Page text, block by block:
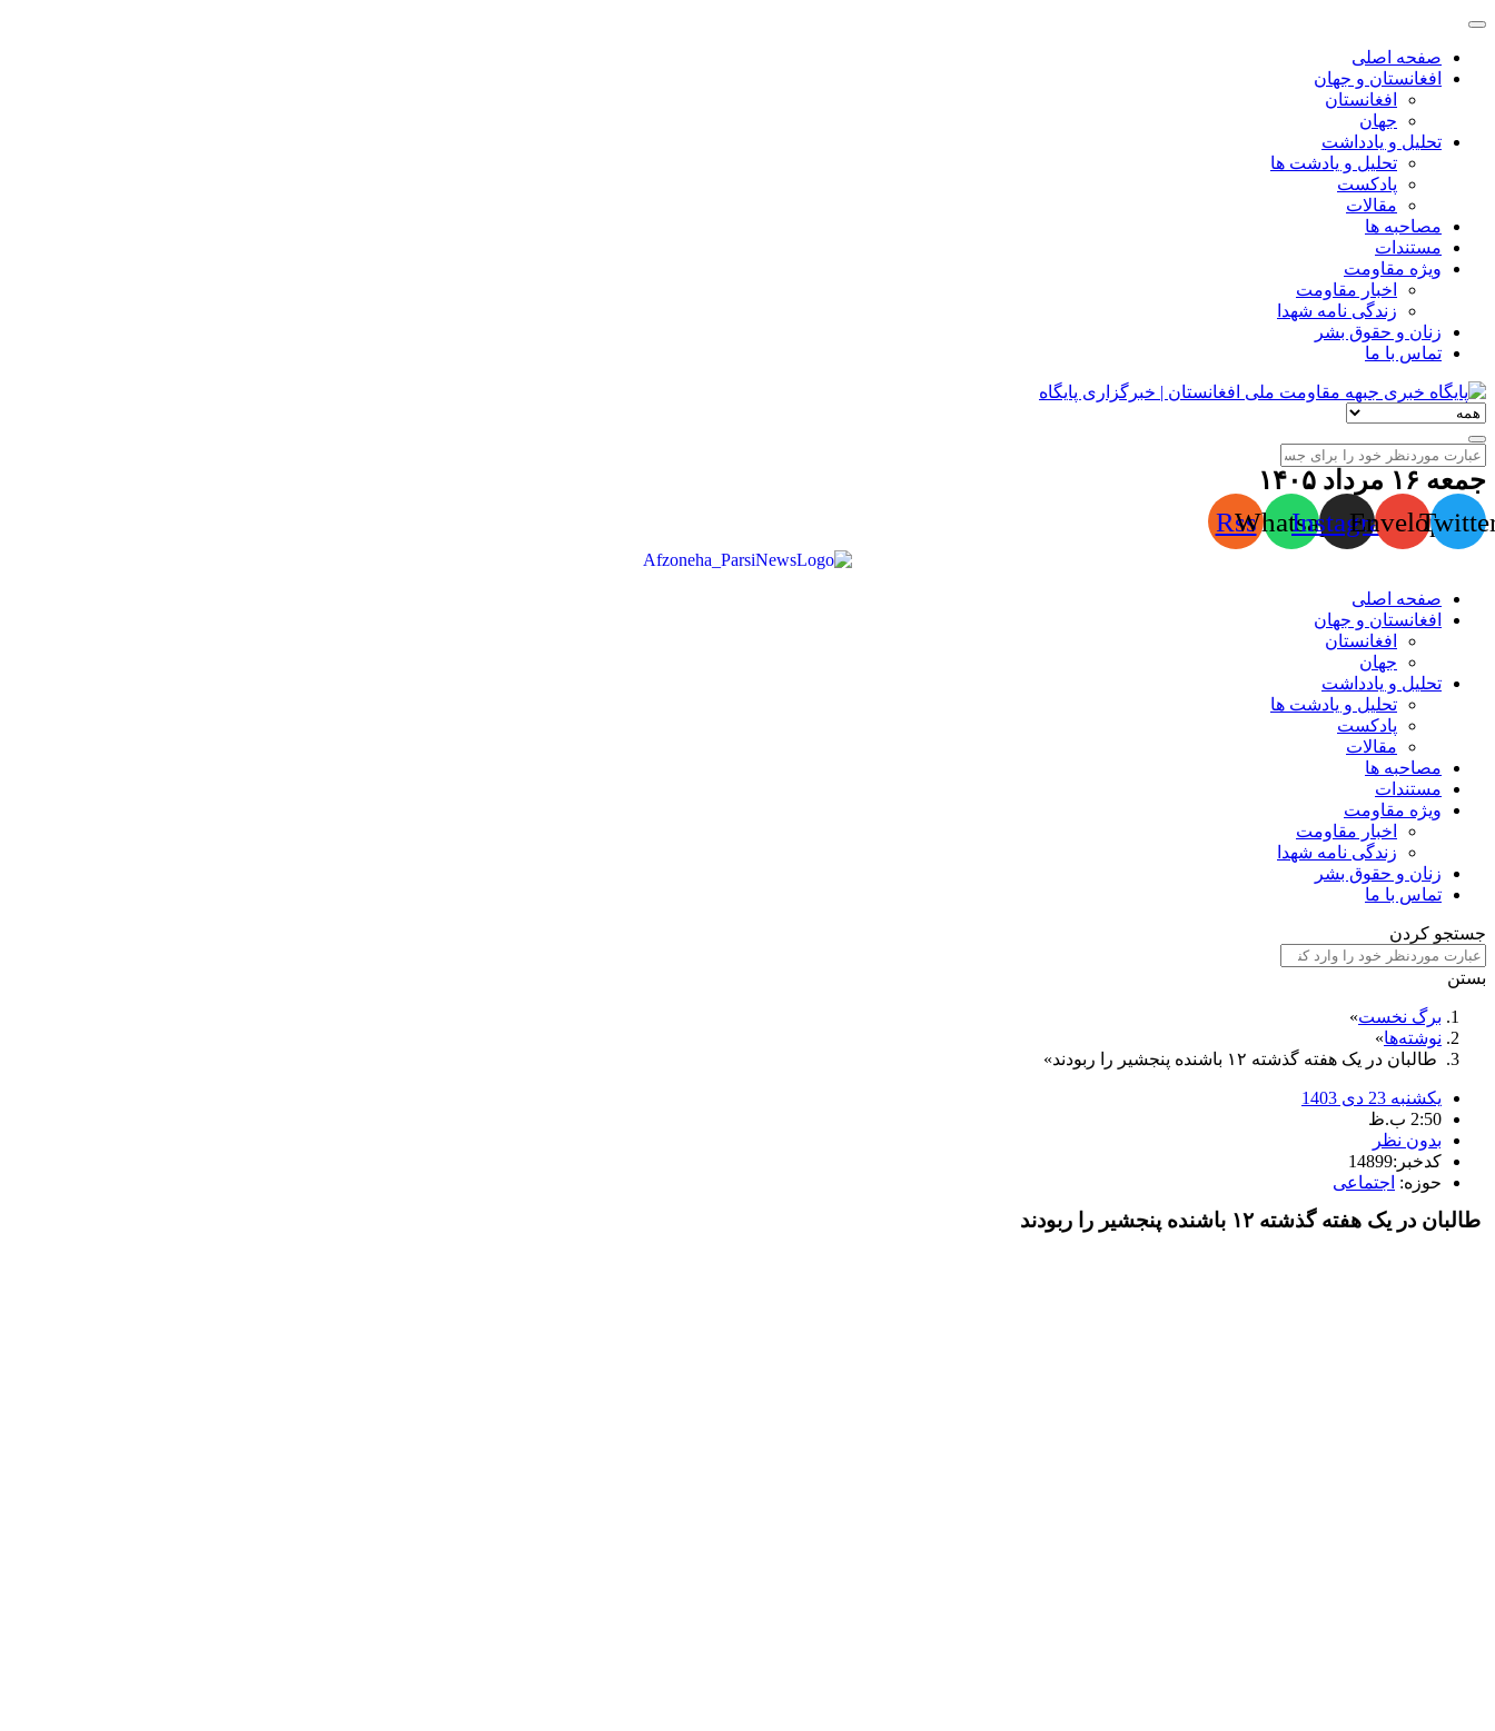
صفحه اصلی
افغانستان و جهان
افغانستان
جهان
تحلیل و یادداشت
تحلیل و یادشت ها
پادکست
مقالات
مصاحبه ها
مستندات
ویژه مقاومت
اخبار مقاومت
زندگی نامه شهدا
زنان و حقوق بشر
تماس با ما
جمعه ۱۶ مرداد ۱۴۰۵
Envelope
Instagram
Whatsapp
Rss
صفحه اصلی
افغانستان و جهان
افغانستان
جهان
تحلیل و یادداشت
تحلیل و یادشت ها
پادکست
مقالات
مصاحبه ها
مستندات
ویژه مقاومت
اخبار مقاومت
زندگی نامه شهدا
زنان و حقوق بشر
تماس با ما
جستجو کردن
بستن
برگ نخست
نوشته‌ها
طالبان در یک هفته گذشته ۱۲ باشنده پنجشیر را ربودند
یکشنبه 23 دی 1403
2:50 ب.ظ
بدون نظر
کدخبر:14899
حوزه: اجتماعی
طالبان در یک هفته گذشته ۱۲ باشنده پنجشیر را ربودند